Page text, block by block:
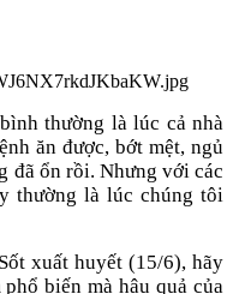
thường là lúc cả nhà
ăn được, bớt mệt, ngủ
đã ổn rồi. Nhưng với các
thường là lúc chúng tôi
xuất huyết (15/6), hãy
biến mà hậu quả của